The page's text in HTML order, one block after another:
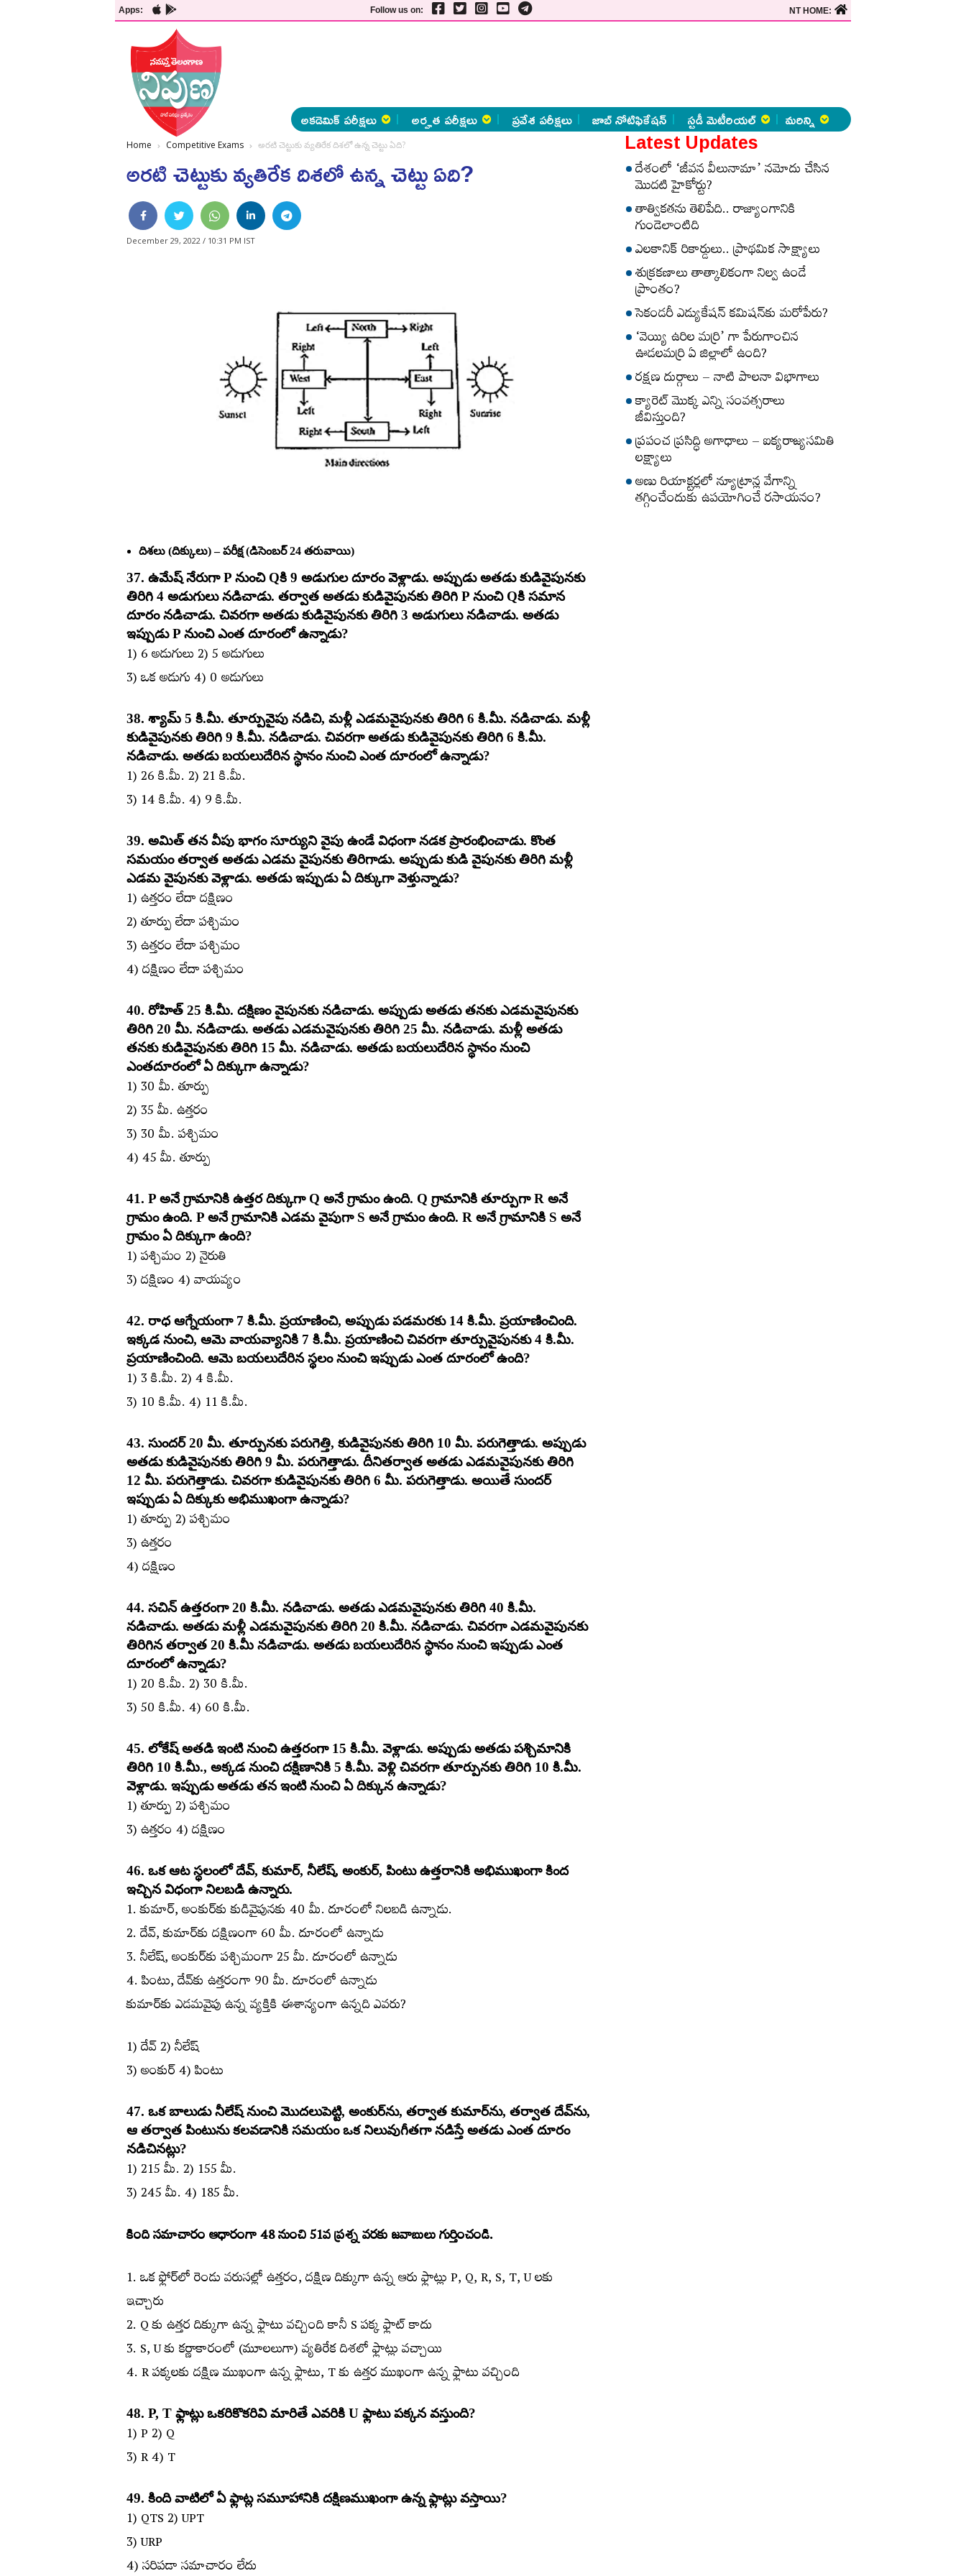
Apps: Follow us on: NT HOME:
అకడెమిక్ పరీక్షలు అర్హత పరీక్షలు ప్రవేశ పరీక్షలు జాబ్ నోటిఫికేషన్ స్టడీ మెటీరియల్ మరిన్ని
Home Competitive Exams అరటి చెట్టుకు వ్యతిరేక దిశలో ఉన్న చెట్టు ఏది?
అరటి చెట్టుకు వ్యతిరేక దిశలో ఉన్న చెట్టు ఏది?
December 29, 2022 / 10:31 PM IST
దిశలు (దిక్కులు) – పరీక్ష (డిసెంబర్‌ 24 తరువాయి)
37. ఉమేష్‌ నేరుగా P నుంచి Qకి 9 అడుగుల దూరం వెళ్లాడు. అప్పుడు అతడు కుడివైపునకు
తిరిగి 4 అడుగులు నడిచాడు. తర్వాత అతడు కుడివైపునకు తిరిగి P నుంచి Qకి సమాన
దూరం నడిచాడు. చివరగా అతడు కుడివైపునకు తిరిగి 3 అడుగులు నడిచాడు. అతడు
ఇప్పుడు P నుంచి ఎంత దూరంలో ఉన్నాడు?
1) 6 అడుగులు 2) 5 అడుగులు
3) ఒక అడుగు 4) 0 అడుగులు
38. శ్యామ్‌ 5 కి.మీ. తూర్పువైపు నడిచి, మళ్లీ ఎడమవైపునకు తిరిగి 6 కి.మీ. నడిచాడు. మళ్లీ
కుడివైపునకు తిరిగి 9 కి.మీ. నడిచాడు. చివరగా అతడు కుడివైపునకు తిరిగి 6 కి.మీ.
నడిచాడు. అతడు బయలుదేరిన స్థానం నుంచి ఎంత దూరంలో ఉన్నాడు?
1) 26 కి.మీ. 2) 21 కి.మీ.
3) 14 కి.మీ. 4) 9 కి.మీ.
39. అమిత్‌ తన వీపు భాగం సూర్యుని వైపు ఉండే విధంగా నడక ప్రారంభించాడు. కొంత
సమయం తర్వాత అతడు ఎడమ వైపునకు తిరిగాడు. అప్పుడు కుడి వైపునకు తిరిగి మళ్లీ
ఎడమ వైపునకు వెళ్లాడు. అతడు ఇప్పుడు ఏ దిక్కుగా వెళ్తున్నాడు?
1) ఉత్తరం లేదా దక్షిణం
2) తూర్పు లేదా పశ్చిమం
3) ఉత్తరం లేదా పశ్చిమం
4) దక్షిణం లేదా పశ్చిమం
40. రోహిత్‌ 25 కి.మీ. దక్షిణం వైపునకు నడిచాడు. అప్పుడు అతడు తనకు ఎడమవైపునకు
తిరిగి 20 మీ. నడిచాడు. అతడు ఎడమవైపునకు తిరిగి 25 మీ. నడిచాడు. మళ్లీ అతడు
తనకు కుడివైపునకు తిరిగి 15 మీ. నడిచాడు. అతడు బయలుదేరిన స్థానం నుంచి
ఎంతదూరంలో ఏ దిక్కుగా ఉన్నాడు?
1) 30 మీ. తూర్పు
2) 35 మీ. ఉత్తరం
3) 30 మీ. పశ్చిమం
4) 45 మీ. తూర్పు
41. P అనే గ్రామానికి ఉత్తర దిక్కుగా Q అనే గ్రామం ఉంది. Q గ్రామానికి తూర్పుగా R అనే
గ్రామం ఉంది. P అనే గ్రామానికి ఎడమ వైపుగా S అనే గ్రామం ఉంది. R అనే గ్రామానికి S అనే
గ్రామం ఏ దిక్కుగా ఉంది?
1) పశ్చిమం 2) నైరుతి
3) దక్షిణం 4) వాయవ్యం
42. రాధ ఆగ్నేయంగా 7 కి.మీ. ప్రయాణించి, అప్పుడు పడమరకు 14 కి.మీ. ప్రయాణించింది.
ఇక్కడ నుంచి, ఆమె వాయవ్యానికి 7 కి.మీ. ప్రయాణించి చివరగా తూర్పువైపునకు 4 కి.మీ.
ప్రయాణించింది. ఆమె బయలుదేరిన స్థలం నుంచి ఇప్పుడు ఎంత దూరంలో ఉంది?
1) 3 కి.మీ. 2) 4 కి.మీ.
3) 10 కి.మీ. 4) 11 కి.మీ.
43. సుందర్‌ 20 మీ. తూర్పునకు పరుగెత్తి, కుడివైపునకు తిరిగి 10 మీ. పరుగెత్తాడు. అప్పుడు
అతడు కుడివైపునకు తిరిగి 9 మీ. పరుగెత్తాడు. దీనితర్వాత అతడు ఎడమవైపునకు తిరిగి
12 మీ. పరుగెత్తాడు. చివరగా కుడివైపునకు తిరిగి 6 మీ. పరుగెత్తాడు. అయితే సుందర్‌
ఇప్పుడు ఏ దిక్కుకు అభిముఖంగా ఉన్నాడు?
1) తూర్పు 2) పశ్చిమం
3) ఉత్తరం
4) దక్షిణం
44. సచిన్‌ ఉత్తరంగా 20 కి.మీ. నడిచాడు. అతడు ఎడమవైపునకు తిరిగి 40 కి.మీ.
నడిచాడు. అతడు మళ్లీ ఎడమవైపునకు తిరిగి 20 కి.మీ. నడిచాడు. చివరగా ఎడమవైపునకు
తిరిగిన తర్వాత 20 కి.మీ నడిచాడు. అతడు బయలుదేరిన స్థానం నుంచి ఇప్పుడు ఎంత
దూరంలో ఉన్నాడు?
1) 20 కి.మీ. 2) 30 కి.మీ.
3) 50 కి.మీ. 4) 60 కి.మీ.
45. లోకేష్‌ అతడి ఇంటి నుంచి ఉత్తరంగా 15 కి.మీ. వెళ్లాడు. అప్పుడు అతడు పశ్చిమానికి
తిరిగి 10 కి.మీ., అక్కడ నుంచి దక్షిణానికి 5 కి.మీ. వెళ్లి చివరగా తూర్పునకు తిరిగి 10 కి.మీ.
వెళ్లాడు. ఇప్పుడు అతడు తన ఇంటి నుంచి ఏ దిక్కున ఉన్నాడు?
1) తూర్పు 2) పశ్చిమం
3) ఉత్తరం 4) దక్షిణం
46. ఒక ఆట స్థలంలో దేవ్‌, కుమార్‌, నీలేష్‌, అంకుర్‌, పింటు ఉత్తరానికి అభిముఖంగా కింద
ఇచ్చిన విధంగా నిలబడి ఉన్నారు.
1. కుమార్‌, అంకుర్‌కు కుడివైపునకు 40 మీ. దూరంలో నిలబడి ఉన్నాడు.
2. దేవ్‌, కుమార్‌కు దక్షిణంగా 60 మీ. దూరంలో ఉన్నాడు
3. నీలేష్‌, అంకుర్‌కు పశ్చిమంగా 25 మీ. దూరంలో ఉన్నాడు
4. పింటు, దేవ్‌కు ఉత్తరంగా 90 మీ. దూరంలో ఉన్నాడు
కుమార్‌కు ఎడమవైపు ఉన్న వ్యక్తికి ఈశాన్యంగా ఉన్నది ఎవరు?
1) దేవ్‌ 2) నీలేష్‌
3) అంకుర్‌ 4) పింటు
47. ఒక బాలుడు నీలేష్‌ నుంచి మొదలుపెట్టి, అంకుర్‌ను, తర్వాత కుమార్‌ను, తర్వాత దేవ్‌ను,
ఆ తర్వాత పింటును కలవడానికి సమయం ఒక నిలువుగీతగా నడిస్తే అతడు ఎంత దూరం
నడిచినట్లు?
1) 215 మీ. 2) 155 మీ.
3) 245 మీ. 4) 185 మీ.
కింది సమాచారం ఆధారంగా 48 నుంచి 51వ ప్రశ్న వరకు జవాబులు గుర్తించండి.
1. ఒక ఫ్లోర్‌లో రెండు వరుసల్లో ఉత్తరం, దక్షిణ దిక్కుగా ఉన్న ఆరు ఫ్లాట్లు P, Q, R, S, T, U లకు
ఇచ్చారు
2. Q కు ఉత్తర దిక్కుగా ఉన్న ఫ్లాటు వచ్చింది కానీ S పక్క ఫ్లాట్‌ కాదు
3. S, U కు కర్ణాకారంలో (మూలలుగా) వ్యతిరేక దిశలో ఫ్లాట్లు వచ్చాయి
4. R పక్కలకు దక్షిణ ముఖంగా ఉన్న ఫ్లాటు, T కు ఉత్తర ముఖంగా ఉన్న ఫ్లాటు వచ్చింది
48. P, T ఫ్లాట్లు ఒకరికొకరివి మారితే ఎవరికి U ఫ్లాటు పక్కన వస్తుంది?
1) P 2) Q
3) R 4) T
49. కింది వాటిలో ఏ ఫ్లాట్ల సమూహానికి దక్షిణముఖంగా ఉన్న ఫ్లాట్లు వస్తాయి?
1) QTS 2) UPT
3) URP
4) సరిపడా సమాచారం లేదు
Latest Updates
దేశంలో ‘జీవన వీలునామా’ నమోదు చేసిన
మొదటి హైకోర్టు?
తాత్వికతను తెలిపేది.. రాజ్యాంగానికి
గుండెలాంటిది
ఎలకానిక్‌ రికార్డులు.. ప్రాథమిక సాక్ష్యాలు
శుక్రకణాలు తాత్కాలికంగా నిల్వ ఉండే
ప్రాంతం?
సెకండరీ ఎడ్యుకేషన్‌ కమిషన్‌కు మరోపేరు?
‘వెయ్యి ఉరిల మర్రి’ గా పేరుగాంచిన
ఊడలమర్రి ఏ జిల్లాలో ఉంది?
రక్షణ దుర్గాలు – నాటి పాలనా విభాగాలు
క్యారెట్‌ మొక్క ఎన్ని సంవత్సరాలు
జీవిస్తుంది?
ప్రపంచ ప్రసిద్ధి అగాధాలు – ఐక్యరాజ్యసమితి
లక్ష్యాలు
అణు రియాక్టర్లలో న్యూట్రాన్ల వేగాన్ని
తగ్గించేందుకు ఉపయోగించే రసాయనం?